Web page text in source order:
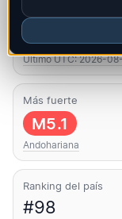
Sismos este mes
1
Último UTC: 2026-
Más fuerte
M5.1
Andohariana
Ranking del país
#98